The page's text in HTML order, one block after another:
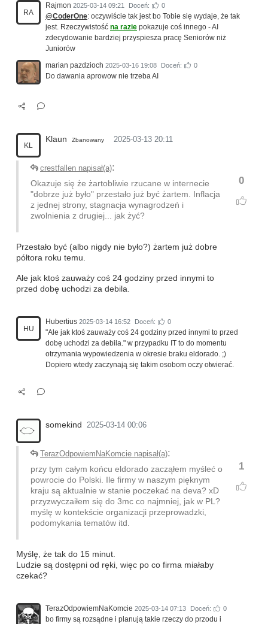
RA
Rajmon 2025-03-14 09:21 Doceń: 0
@CoderOne: oczywiście tak jest bo Tobie się wydaje, że tak
jest. Rzeczywistość na razie pokazuje coś innego - AI
zdecydowanie bardziej przyspiesza pracę Seniorów niż
Juniorów
marian pazdzioch 2025-03-16 19:08 Doceń: 0
Do dawania aprowow nie trzeba AI
KL
Klaun Zbanowany 2025-03-13 20:11
0
crestfallen napisał(a):
Okazuje się że żartobliwie rzucane w internecie
"dobrze już było" przestało już być żartem. Inflacja
z jednej strony, stagnacja wynagrodzeń i
zwolnienia z drugiej... jak żyć?
Przestało być (albo nigdy nie było?) żartem już dobre
półtora roku temu.
Ale jak ktoś zauważy coś 24 godziny przed innymi to
przed dobę uchodzi za debila.
HU
Hubertius 2025-03-14 16:52 Doceń: 0
"Ale jak ktoś zauważy coś 24 godziny przed innymi to przed
dobę uchodzi za debila." w przypadku IT to do momentu
otrzymania wypowiedzenia w okresie braku eldorado. ;)
Dopiero wtedy zaczynają się takim osobom oczy otwierać.
somekind 2025-03-14 00:06
1
TerazOdpowiemNaKomcie napisał(a):
przy tym całym końcu eldorado zacząłem myśleć o
powrocie do Polski. Ile firmy w naszym pięknym
kraju są aktualnie w stanie poczekać na deva? xD
przyzwyczaiłem się do 3mc co najmniej, jak w PL?
myślę w kontekście organizacji przeprowadzki,
podomykania tematów itd.
Myślę, że tak do 15 minut.
Ludzie są dostępni od ręki, więc po co firma miałaby
czekać?
TerazOdpowiemNaKomcie 2025-03-14 07:13 Doceń: 0
bo firmy są rozsądne i planują takie rzeczy do przodu i